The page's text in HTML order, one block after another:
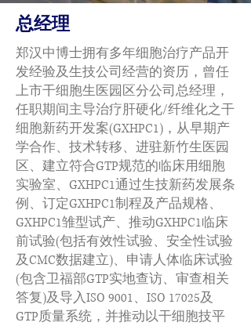
总经理
郑汉中博士拥有多年细胞治疗产品开
发经验及生技公司经营的资历，曾任
上市干细胞生医园区分公司总经理，
任职期间主导治疗肝硬化/纤维化之干
细胞新药开发案(GXHPC1)，从早期产
学合作、技术转移、进驻新竹生医园
区、建立符合GTP规范的临床用细胞
实验室、GXHPC1通过生技新药发展条
例、订定GXHPC1制程及产品规格、
GXHPC1雏型试产、推动GXHPC1临床
前试验(包括有效性试验、安全性试验
及CMC数据建立)、申请人体临床试验
(包含卫福部GTP实地查访、审查相关
答复)及导入ISO 9001、ISO 17025及
GTP质量系统，并推动以干细胞技平